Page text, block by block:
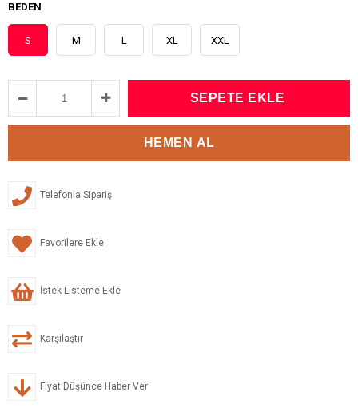
BEDEN
S M L XL XXL
Telefonla Sipariş
Favorilere Ekle
İstek Listeme Ekle
Karşılaştır
Fiyat Düşünce Haber Ver